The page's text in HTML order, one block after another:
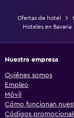
Ofertas de hotel
Hoteles en Bavaria
Nuestra empresa
Quiénes somos
Empleo
Móvil
Cómo funcionan
Códigos